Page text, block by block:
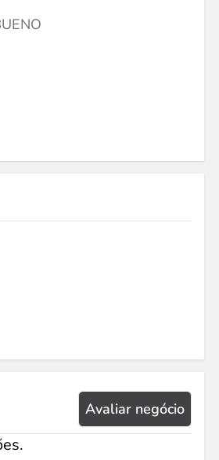
Avaliar negócio